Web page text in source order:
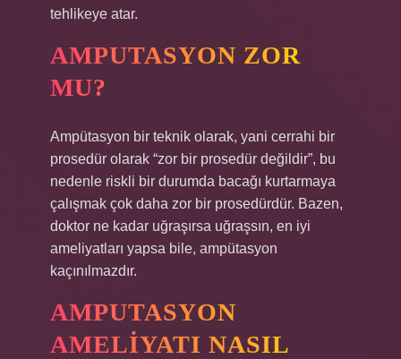
tehlikeye atar.
AMPUTASYON ZOR
MU?
Ampütasyon bir teknik olarak, yani cerrahi bir
prosedür olarak “zor bir prosedür değildir”, bu
nedenle riskli bir durumda bacağı kurtarmaya
çalışmak çok daha zor bir prosedürdür. Bazen,
doktor ne kadar uğraşırsa uğraşsın, en iyi
ameliyatları yapsa bile, ampütasyon
kaçınılmazdır.
AMPUTASYON
AMELIYATI NASIL